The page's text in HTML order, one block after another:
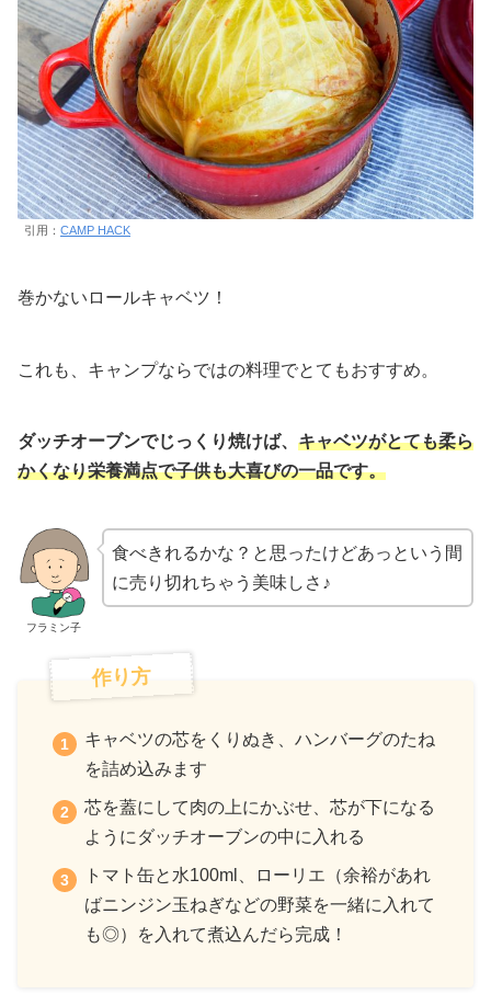
引用： CAMP HACK
巻かないロールキャベツ！
これも、キャンプならではの料理でとてもおすすめ。
ダッチオーブンでじっくり焼けば、 キャベツがとても柔ら
かくなり栄養満点で子供も大喜びの一品です。
フラミン子
食べきれるかな？と思ったけどあっという間
に売り切れちゃう美味しさ♪
作り方
キャベツの芯をくりぬき、ハンバーグのたね
を詰め込みます
芯を蓋にして肉の上にかぶせ、芯が下になる
ようにダッチオーブンの中に入れる
トマト缶と水100ml、ローリエ（余裕があれ
ばニンジン玉ねぎなどの野菜を一緒に入れて
も◎）を入れて煮込んだら完成！